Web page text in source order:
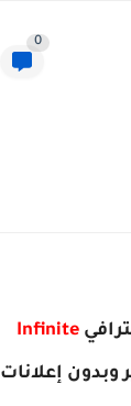
0
Infinite
وبدون إعلانات